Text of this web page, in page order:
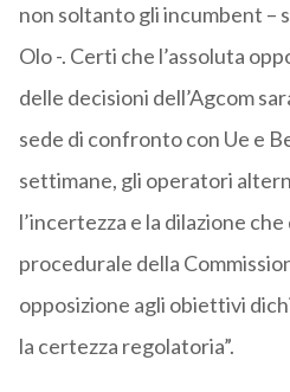
non soltanto gli incumbent –
Olo -. Certi che l’assoluta
delle decisioni dell’Agcom
sede di confronto con Ue e
settimane, gli operatori
l’incertezza e la dilazione
procedurale della
opposizione agli obiettivi
la certezza regolatoria”.